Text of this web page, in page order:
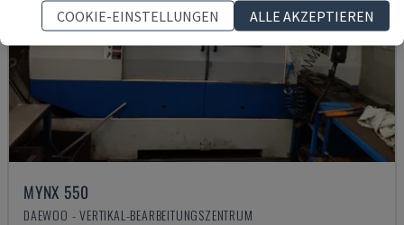
MYNX 550
DAEWOO - VERTIKAL-BEARBEITUNGSZENTRUM
COOKIE-EINSTELLUNGEN
ALLE AKZEPTIEREN